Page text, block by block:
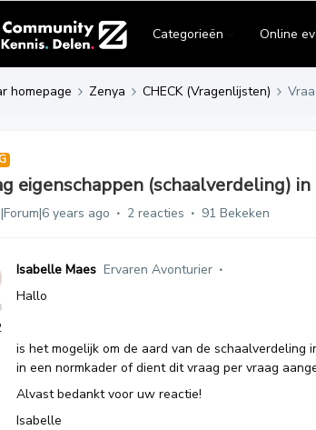
Categorieën Online
homepage Zenya CHECK (Vragenlijsten)
eigenschappen (schaalverdeling)
years ago 2 reacties 91 Bekeken
Isabelle Maes Ervaren Avonturier
Hallo
is het mogelijk om de aard van de
in een normkader of dient dit vraag per vraag
Alvast bedankt voor uw reactie!
Isabelle